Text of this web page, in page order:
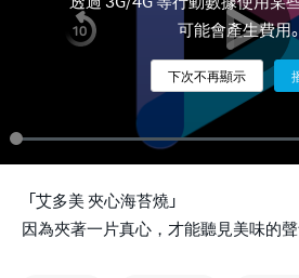
可能會產生費用。
下次不再顯示
「艾多美 夾心海苔燒」
因為夾著一片真心，才能聽見美味的